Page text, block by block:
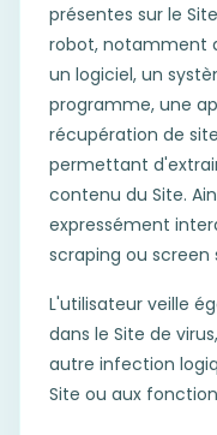
présentes sur le
robot, notamment
un logiciel, un
programme, une
récupération de
permettant
contenu du Site.
expressément
scraping ou screen
L'utilisateur veille
dans le Site de
autre infection
Site ou aux